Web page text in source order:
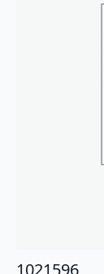
1021596